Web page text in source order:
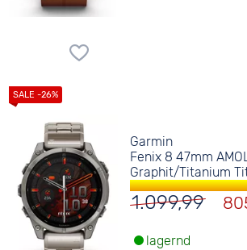
Garmin
Fenix 8 47mm
Graphit/Titanium
1.099,99
lagernd